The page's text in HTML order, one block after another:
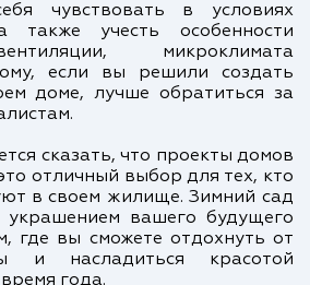
чувствовать в условиях
также учесть особенности
микроклимата
если вы решили создать
доме, лучше обратиться за
сказать, что проекты домов
отличный выбор для тех, кто
в своем жилище. Зимний сад
украшением вашего будущего
где вы сможете отдохнуть от
и насладиться красотой
года.